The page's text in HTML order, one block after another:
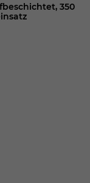
350
um Ihre
diese Website